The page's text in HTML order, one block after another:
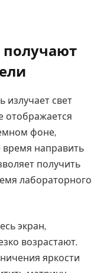
получают
излучает свет
отображается
фоне,
время направить
получить
лабораторного
экран,
возрастают.
яркости